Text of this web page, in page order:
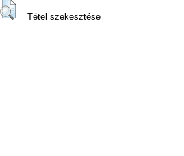
Tétel szekesztése